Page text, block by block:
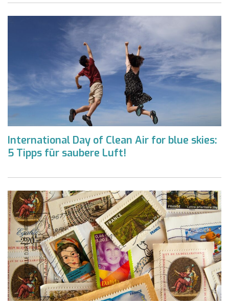
International Day of Clean Air for blue skies:
5 Tipps für saubere Luft!